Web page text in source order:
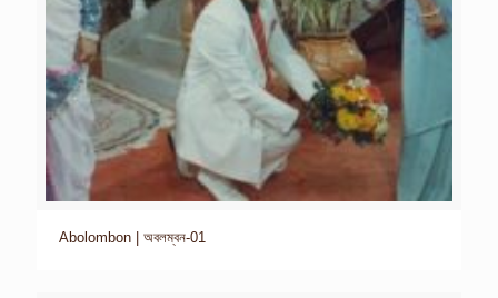
Abolombon | অবলম্বন-01